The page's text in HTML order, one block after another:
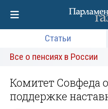
Статьи
Все о пенсиях в России
Комитет Совфеда
поддержке